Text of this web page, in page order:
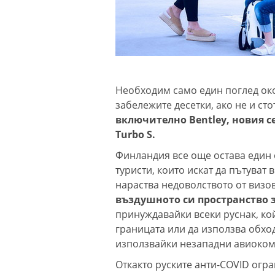
Необходим само един поглед
забележите десетки, ако не и
включително Bentley, новия
Turbo S.
Финландия все още остава един
туристи, които искат да
нараства недоволството от
въздушното си пространство
принуждавайки всеки руснак,
границата или да използва
използвайки незападни
Откакто руските анти-COVID